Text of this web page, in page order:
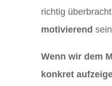
richtig
motivierend
Wenn wir dem
konkret